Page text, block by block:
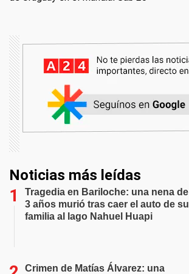
Noticias más leídas
Tragedia en Bariloche: una nena de
3 años murió tras caer el auto de su
familia al lago Nahuel Huapi
Crimen de Matías Álvarez: una